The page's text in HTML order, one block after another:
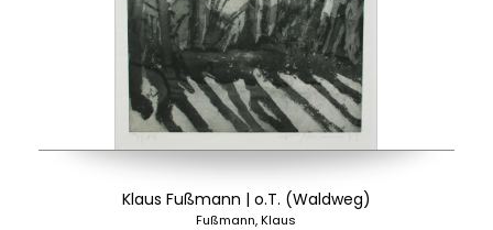
Klaus Fußmann | o.T. (Waldweg)
Fußmann, Klaus